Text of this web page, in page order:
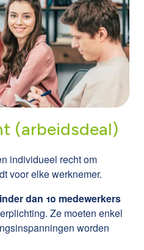
(arbeidsdeal)
individueel recht om
voor elke werknemer.
dan 10 medewerkers
Ze moeten enkel
worden